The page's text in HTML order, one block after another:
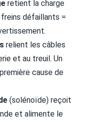
retient la charge
défaillants =
relient les câbles
et au treuil. Un
cause de
(solénoïde) reçoit
et alimente le